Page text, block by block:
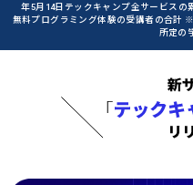
年5月14日テックキャンプ全サービス
無料プログラミング体験の受講者の合計
所定の